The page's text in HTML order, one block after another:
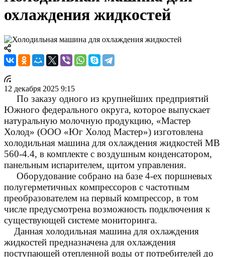
охлаждения жидкостей
12 декабря 2025 9:15
По заказу одного из крупнейших предприятий
Южного федерального округа, которое выпускает
натуральную молочную продукцию, «Мастер
Холод» (ООО «Юг Холод Мастер») изготовлена
холодильная машина для охлаждения жидкостей МВ
560-4.4, в комплекте с воздушным конденсатором,
панельным испарителем, щитом управления.
Оборудование собрано на базе 4-ех поршневых
полугерметичных компрессоров с частотным
преобразователем на первый компрессор, в том
числе предусмотрена возможность подключения к
существующей системе мониторинга.
Данная холодильная машина для охлаждения
жидкостей предназначена для охлаждения
поступающей отепленной воды от потребителей до